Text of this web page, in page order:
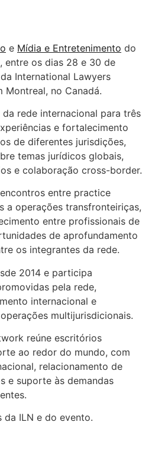
e Mídia e Entretenimento do
entre os dias 28 e 30 de
International Lawyers
Montreal, no Canadá.
rede internacional para três
e fortalecimento
de diferentes jurisdições,
temas jurídicos globais,
e colaboração cross-border.
entre practice
a operações transfronteiriças,
entre profissionais de
de aprofundamento
os integrantes da rede.
2014 e participa
pela rede,
internacional e
multijurisdicionais.
reúne escritórios
ao redor do mundo, com
relacionamento de
e suporte às demandas
da ILN e do evento.